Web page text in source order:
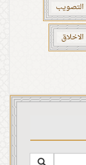
التصويب
الاخلاق